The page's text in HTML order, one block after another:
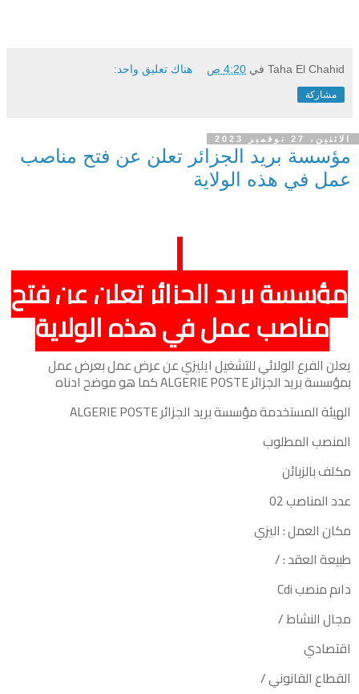
Taha El Chahid في 4:20 ص هناك تعليق واحد:
مشاركة
الاثنين، 27 نوفمبر 2023
مؤسسة بريد الجزائر تعلن عن فتح مناصب
عمل في هذه الولاية
مؤسسة بريد الجزائر تعلن عن فتح
مناصب عمل في هذه الولاية
يعلن الفرع الولائي للتشغيل ايليزي عن عرض عمل بعرض عمل
بمؤسسة بريد الجزائر ALGERIE POSTE كما هو موضح ادناه
الهيئة المستخدمة مؤسسة بريد الجزائر ALGERIE POSTE
المنصب المطلوب
مكلف بالزبائن
عدد المناصب 02
مكان العمل : اليزي
طبيعة العقد : /
داىم منصب Cdi
مجال النشاط /
اقتصادي
القطاع القانوني /